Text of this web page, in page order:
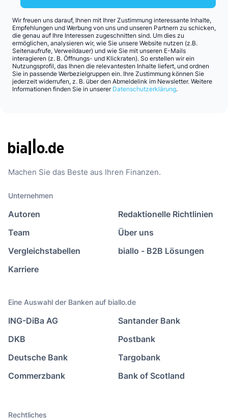
Wir freuen uns darauf, Ihnen mit Ihrer Zustimmung interessante Inhalte,
Empfehlungen und Werbung von uns und unseren Partnern zu schicken,
die genau auf Ihre Interessen zugeschnitten sind. Um dies zu
ermöglichen, analysieren wir, wie Sie unsere Website nutzen (z.B.
Seitenaufrufe, Verweildauer) und wie Sie mit unseren E-Mails
interagieren (z. B. Öffnungs- und Klickraten). So erstellen wir ein
Nutzungsprofil, das Ihnen die relevantesten Inhalte liefert, und ordnen
Sie in passende Werbezielgruppen ein. Ihre Zustimmung können Sie
jederzeit widerrufen, z. B. über den Abmeldelink im Newsletter. Weitere
Informationen finden Sie in unserer Datenschutzerklärung.
Machen Sie das Beste aus Ihren Finanzen.
Unternehmen
Autoren
Team
Vergleichstabellen
Karriere
Redaktionelle Richtlinien
Über uns
biallo - B2B Lösungen
Eine Auswahl der Banken auf biallo.de
ING-DiBa AG
DKB
Deutsche Bank
Commerzbank
Santander Bank
Postbank
Targobank
Bank of Scotland
Rechtliches